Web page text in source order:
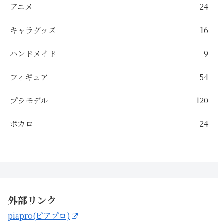
アニメ 24
キャラグッズ 16
ハンドメイド 9
フィギュア 54
プラモデル 120
ボカロ 24
外部リンク
piapro(ピアプロ)